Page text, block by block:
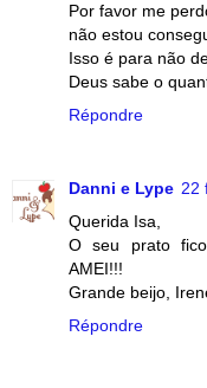
Por favor me
não estou
Isso é para não
Deus sabe o
Répondre
Danni e Lype 22
Querida Isa,
O seu prato
AMEI!!!
Grande beijo,
Répondre